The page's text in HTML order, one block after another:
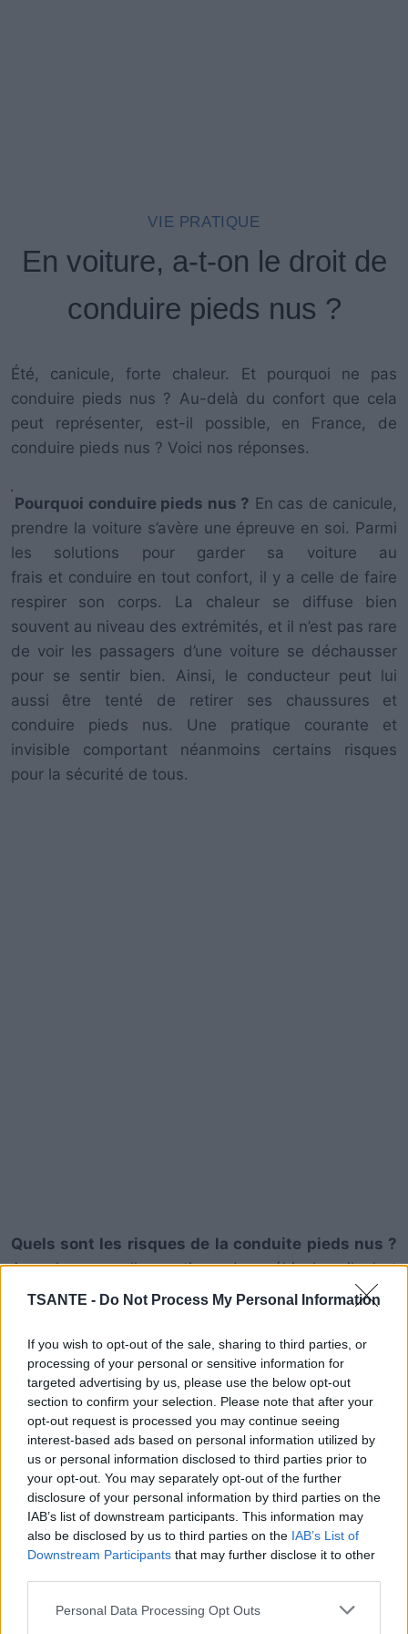
TSANTE - Do Not Process My Personal Information
If you wish to opt-out of the sale, sharing to third parties, or
processing of your personal or sensitive information for
targeted advertising by us, please use the below opt-out
section to confirm your selection. Please note that after your
opt-out request is processed you may continue seeing
interest-based ads based on personal information utilized by
us or personal information disclosed to third parties prior to
your opt-out. You may separately opt-out of the further
disclosure of your personal information by third parties on the
IAB’s list of downstream participants. This information may
also be disclosed by us to third parties on the IAB’s List of
Downstream Participants that may further disclose it to other
Personal Data Processing Opt Outs
VIE PRATIQUE
En voiture, a-t-on le droit de
conduire pieds nus ?
Été, canicule, forte chaleur. Et pourquoi ne pas
conduire pieds nus ? Au-delà du confort que cela
peut représenter, est-il possible, en France, de
conduire pieds nus ? Voici nos réponses.
Pourquoi conduire pieds nus ? En cas de canicule,
prendre la voiture s’avère une épreuve en soi. Parmi
les solutions pour garder sa voiture au
frais et conduire en tout confort, il y a celle de faire
respirer son corps. La chaleur se diffuse bien
souvent au niveau des extrémités, et il n’est pas rare
de voir les passagers d’une voiture se déchausser
pour se sentir bien. Ainsi, le conducteur peut lui
aussi être tenté de retirer ses chaussures et
conduire pieds nus. Une pratique courante et
invisible comportant néanmoins certains risques
pour la sécurité de tous.
Quels sont les risques de la conduite pieds nus ?
Avec les nouvelles options des véhicules, il n’est
parfois plus obligatoire d’avoir les pieds sur les
tentante pour certains conducteurs. Pourtant, en
voiture, il faut savoir réagir vite et prévenir à tous les
dangers. Un pied nu peut se griffer aux commandes
en métal de la voiture, entraînant une blessure qui
empêche la conduite. De plus, en cas d’accident, il
faut savoir sortir du véhicule face aux dangers. Se
retrouver à pieds nus sur le bitume chauffé par le
soleil provoque des brûlures aux second ou
troisième degré…
n’interdit la conduite pieds nus. Ainsi, ce qui n’est